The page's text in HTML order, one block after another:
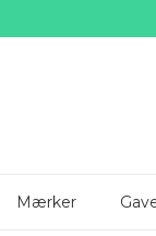
Mærker